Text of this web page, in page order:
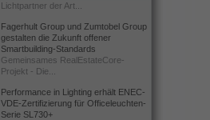
Lichtpartner der Art...
Fagerhult Group und Zumtobel Group
gestalten die Zukunft offener
Smartbuilding-Standards
Gemeinsames RealEstateCore-
Projekt - Die...
Performance in Lighting erhält ENEC-
VDE-Zertifizierung für Officeleuchten-
Serie SL730+